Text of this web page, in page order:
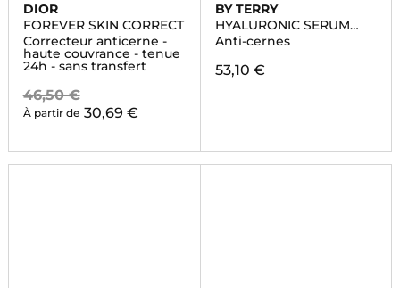
DIOR
FOREVER SKIN CORRECT
Correcteur anticerne -
haute couvrance - tenue
24h - sans transfert
46,50 €
À partir de 30,69 €
BY TERRY
HYALURONIC SERUM
CONCEALER
Anti-cernes
53,10 €